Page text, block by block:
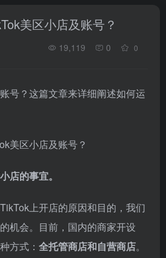
美区小店及账号？
19,119 0 0
号？这篇文章来详细阐述如何运
店的事宜。
上开店的原因和目的，我们
机会。目前，国内的商家开设
方式： 全托管商店和自营商店。